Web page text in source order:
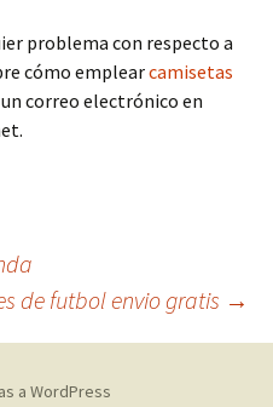
problema con respecto a
cómo emplearcamisetas
correo electrónico en
de futbol envio gratis →
a WordPress